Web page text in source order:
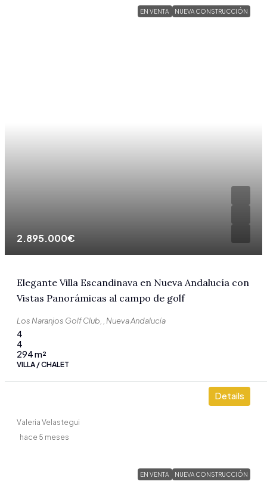
EN VENTA NUEVA CONSTRUCCIÓN
2.895.000€
Elegante Villa Escandinava en Nueva Andalucía con
Vistas Panorámicas al campo de golf
Los Naranjos Golf Club, , Nueva Andalucía
4
4
294m²
VILLA / CHALET
Details
Valeria Velastegui
hace 5 meses
EN VENTA NUEVA CONSTRUCCIÓN